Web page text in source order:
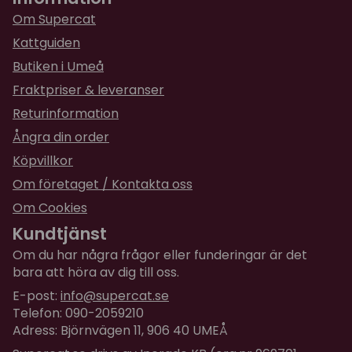
Hos oss funkar feliwayen jätte bra och det
märks när det börjar ta slut för då blir katterna
lite ettrigare. Har 2 stycken kastrat bröder här
hemma.
Mikael
Har haft Feliway i många år och det har fungerat
perfekt om man har många katter
Om Supercat
Kattguiden
Butiken i Umeå
Fraktpriser & leveranser
Returinformation
Ångra din order
Köpvillkor
Om företaget / Kontakta oss
Om Cookies
Kundtjänst
Om du har några frågor eller funderingar är det
bara att höra av dig till oss.
E-post: info@supercat.se
Telefon: 090-2059210
Adress: Björnvägen 11, 906 40 UMEÅ